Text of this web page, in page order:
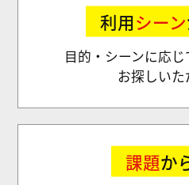
利用シーン
目的・シーンに応
お探しい
課題か